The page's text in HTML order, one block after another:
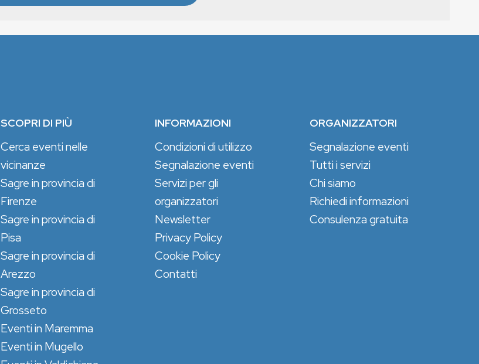
SCOPRI DI PIÙ
Cerca eventi nelle
vicinanze
Sagre in provincia di
Firenze
Sagre in provincia di
Pisa
Sagre in provincia di
Arezzo
Sagre in provincia di
Grosseto
Eventi in Maremma
Eventi in Mugello
INFORMAZIONI
Condizioni di utilizzo
Segnalazione eventi
Servizi per gli
organizzatori
Newsletter
Privacy Policy
Cookie Policy
Contatti
ORGANIZZATORI
Segnalazione eventi
Tutti i servizi
Chi siamo
Richiedi informazioni
Consulenza gratuita